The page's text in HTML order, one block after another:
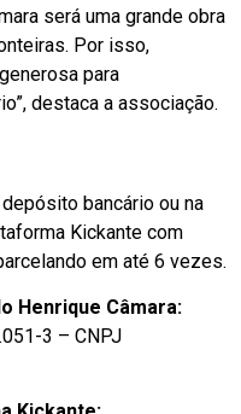
será uma grande obra
Por isso,
para
destaca a associação.
bancário ou na
Kickante com
em até 6 vezes.
Henrique Câmara:
3 – CNPJ